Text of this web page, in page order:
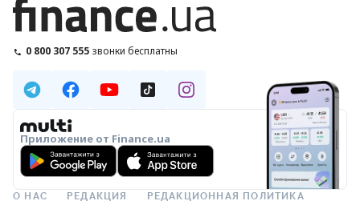
0 800 307 555 звонки бесплатны
Приложение от Finance.ua
О НАС РЕДАКЦИЯ РЕДАКЦИОННАЯ ПОЛИТИКА